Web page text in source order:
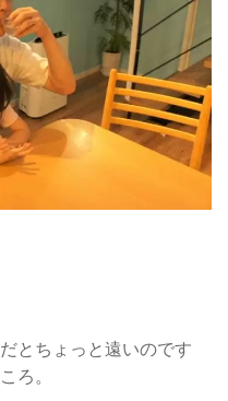
とちょっと遠いのです
ろ。